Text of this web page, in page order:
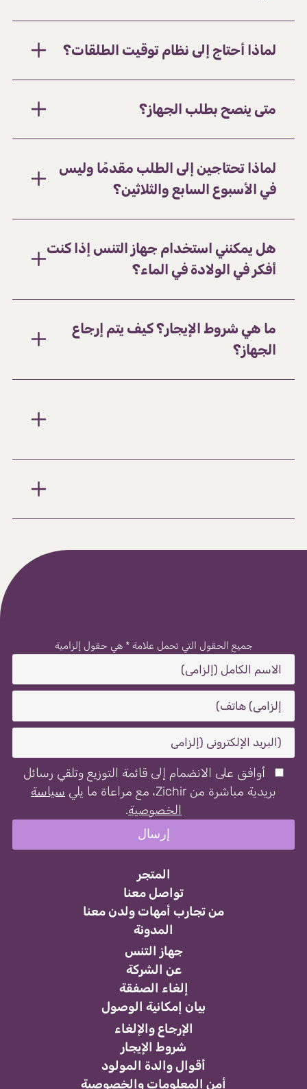
لماذا أحتاج إلى نظام توقيت الطلقات؟
متى ينصح بطلب الجهاز؟
لماذا تحتاجين إلى الطلب مقدمًا وليس
في الأسبوع السابع والثلاثين؟
هل يمكنني استخدام جهاز التنس إذا كنت
أفكر في الولادة في الماء؟
ما هي شروط الإيجار؟ كيف يتم إرجاع
الجهاز؟
المتجر
تواصل معنا
من تجارب أمهات ولدن معنا
المدونة
جهاز التنس
عن الشركة
إلغاء الصفقة
بيان إمكانية الوصول
الإرجاع والإلغاء
شروط الإيجار
أقوال والدة المولود
أمن المعلومات والخصوصية
جميع الحقول التي تحمل علامة * هي حقول إلزامية
أوافق على الانضمام إلى قائمة التوزيع وتلقي رسائل
بريدية مباشرة من Zichir، مع مراعاة ما يلي
سياسة
الخصوصية.